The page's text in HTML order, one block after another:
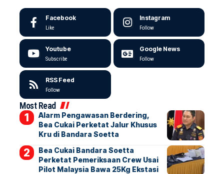
Facebook
Like
Instagram
Follow
Youtube
Subscribe
Google News
Follow
RSS Feed
Follow
Most Read
Alarm Pengawasan Berdering,
Bea Cukai Perketat Jalur Khusus
Kru di Bandara Soetta
Bea Cukai Bandara Soetta
Perketat Pemeriksaan Crew Usai
Pilot Malaysia Bawa 25Kg Ekstasi